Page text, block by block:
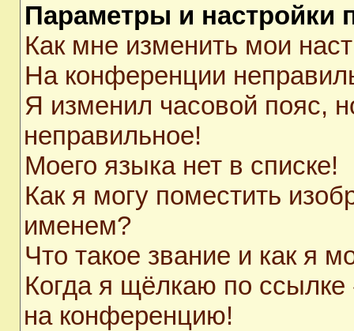
Параметры и настройки
Как мне изменить мои
На конференции
Я изменил часовой пояс,
неправильное!
Моего языка нет в списке!
Как я могу поместить
именем?
Что такое звание и как я
Когда я щёлкаю по ссылке
на конференцию!